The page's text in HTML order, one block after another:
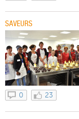
SAVEURS
0 23